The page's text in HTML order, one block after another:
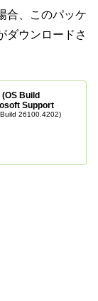
合、このパッケ
ダウンロードさ
Build
Support
26100.4202)